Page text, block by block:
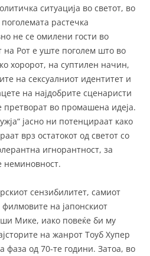
ситуација во светот, во
растечка
не се омилени гости во
на Рот е уште поголем што во
хоророт, на суптилен начин,
на сексуалниот идентитет и
на најдобрите сценаристи
претворат во промашена идеја.
јасно ни потенцираат како
врз остатокот од светот со
игнорантност, за
неминовност.
сензибилитет, самиот
на јапонскиот
Мике, иако повеќе би му
на жанрот Тоуб Хупер
фаза од 70-те години. Затоа, во